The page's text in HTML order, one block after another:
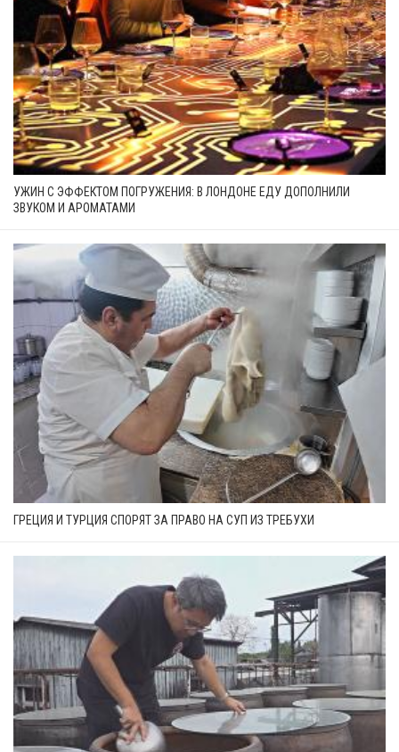
УЖИН С ЭФФЕКТОМ ПОГРУЖЕНИЯ: В ЛОНДОНЕ ЕДУ ДОПОЛНИЛИ
ЗВУКОМ И АРОМАТАМИ
ГРЕЦИЯ И ТУРЦИЯ СПОРЯТ ЗА ПРАВО НА СУП ИЗ ТРЕБУХИ